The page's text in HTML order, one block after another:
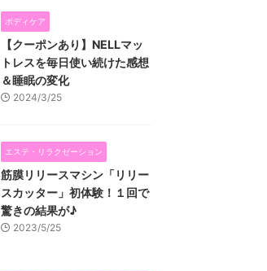
ボディケア
【クーポンあり】NELLマッ
トレスを毎日使い続けた感想
＆睡眠の変化
2024/3/25
エステ・リラクゼーション
筋膜リリースマシン「リリー
スカッター」初体験！１回で
驚きの結果が♪
2023/5/25